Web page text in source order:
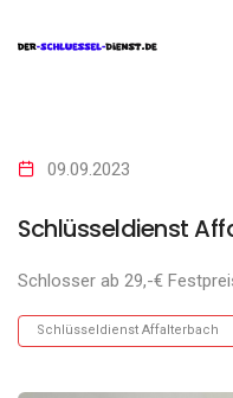
09.09.2023
Schlüsseldienst
Schlosser ab 29,-€
Schlüsseldienst Affalterbach